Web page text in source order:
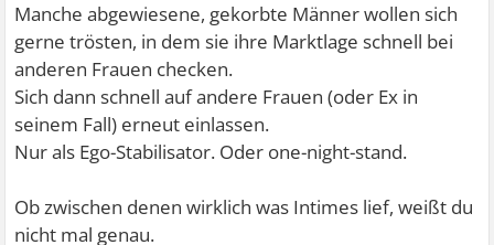
Manche abgewiesene, gekorbte Männer wollen sich
gerne trösten, in dem sie ihre Marktlage schnell bei
anderen Frauen checken.
Sich dann schnell auf andere Frauen (oder Ex in
seinem Fall) erneut einlassen.
Nur als Ego-Stabilisator. Oder one-night-stand.
Ob zwischen denen wirklich was Intimes lief, weißt du
nicht mal genau.